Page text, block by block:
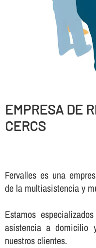
EMPRESA DE
CERCS
Fervalles es una
de la multiasistencia y
Estamos
asistencia a domicilio
nuestros clientes.